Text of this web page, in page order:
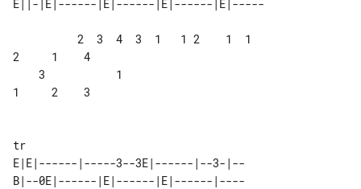
2     1    4
1     2    3
tr
E|E|------|-----3--3E|------|--3-|--
B|--0E|------|E|------|E|------|----